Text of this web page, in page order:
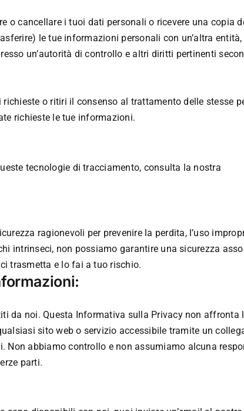
o cancellare i tuoi dati personali o ricevere una copia
le tue informazioni personali con un’altra entità,
un’autorità di controllo e altri diritti pertinenti
o ritiri il consenso al trattamento delle stesse
richieste le tue informazioni.
tecnologie di tracciamento, consulta la nostra
ragionevoli per prevenire la perdita, l’uso
non possiamo garantire una sicurezza
trasmetta e lo fai a tuo rischio.
da noi. Questa Informativa sulla Privacy non
sito web o servizio accessibile tramite un
abbiamo controllo e non assumiamo alcuna
parti.